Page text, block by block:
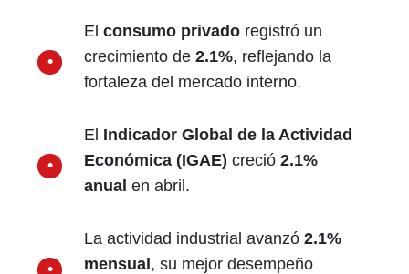
El consumo privado registró un
crecimiento de 2.1%, reflejando la
fortaleza del mercado interno.
El Indicador Global de la Actividad
Económica (IGAE) creció 2.1%
anual en abril.
La actividad industrial avanzó 2.1%
mensual, su mejor desempeño